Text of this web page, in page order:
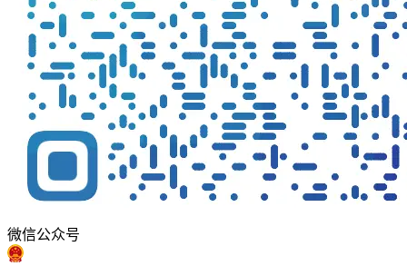
微信公众号